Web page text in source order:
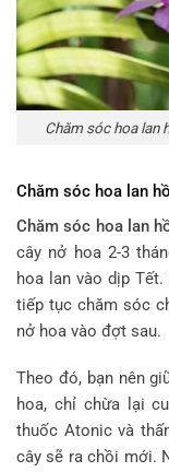
Chăm sóc hoa lan
Chăm sóc hoa lan
Chăm sóc hoa lan
cây nở hoa 2-3
hoa lan vào dịp
tiếp tục chăm sóc
nở hoa vào đợt sau.
Theo đó, bạn nên
hoa, chỉ chừa lại
thuốc Atonic và
cây sẽ ra chồi mới.